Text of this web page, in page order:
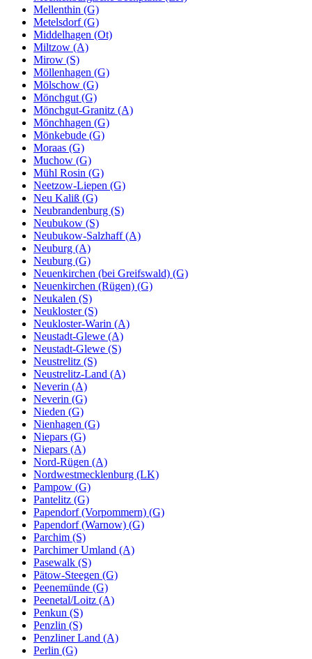
Mellenthin (G)
Metelsdorf (G)
Middelhagen (Ot)
Miltzow (A)
Mirow (S)
Möllenhagen (G)
Mölschow (G)
Mönchgut (G)
Mönchgut-Granitz (A)
Mönchhagen (G)
Mönkebude (G)
Moraas (G)
Muchow (G)
Mühl Rosin (G)
Neetzow-Liepen (G)
Neu Kaliß (G)
Neubrandenburg (S)
Neubukow (S)
Neubukow-Salzhaff (A)
Neuburg (A)
Neuburg (G)
Neuenkirchen (bei Greifswald) (G)
Neuenkirchen (Rügen) (G)
Neukalen (S)
Neukloster (S)
Neukloster-Warin (A)
Neustadt-Glewe (A)
Neustadt-Glewe (S)
Neustrelitz (S)
Neustrelitz-Land (A)
Neverin (A)
Neverin (G)
Nieden (G)
Nienhagen (G)
Niepars (G)
Niepars (A)
Nord-Rügen (A)
Nordwestmecklenburg (LK)
Pampow (G)
Pantelitz (G)
Papendorf (Vorpommern) (G)
Papendorf (Warnow) (G)
Parchim (S)
Parchimer Umland (A)
Pasewalk (S)
Pätow-Steegen (G)
Peenemünde (G)
Peenetal/Loitz (A)
Penkun (S)
Penzlin (S)
Penzliner Land (A)
Perlin (G)